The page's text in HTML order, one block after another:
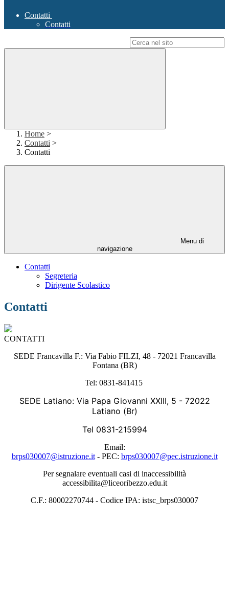
Contatti
Contatti
Home >
Contatti >
Contatti
Menu di
navigazione
Contatti
Segreteria
Dirigente Scolastico
Contatti
CONTATTI
SEDE Francavilla F.: Via Fabio FILZI, 48 - 72021 Francavilla
Fontana (BR)
Tel: 0831-841415
SEDE Latiano: Via Papa Giovanni XXIII, 5 - 72022
Latiano (Br)
Tel 0831-215994
Email:
brps030007@istruzione.it- PEC: brps030007@pec.istruzione.it
Per segnalare eventuali casi di inaccessibilità
accessibilita@liceoribezzo.edu.it
C.F.: 80002270744 - Codice IPA: istsc_brps030007